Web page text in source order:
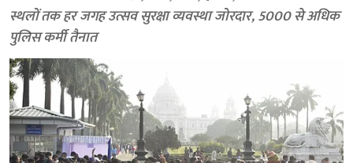
स्थलों तक हर जगह उत्सव सुरक्षा व्यवस्था जोरदार, 5000 से अधिक
पुलिस कर्मी तैनात